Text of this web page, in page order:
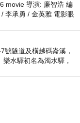
movie 導演: 廉智浩 編
李承勇 / 金英雅 電影眼
號隧道及橫越碼崙溪，
水驛初名為濁水驛，
，於1953